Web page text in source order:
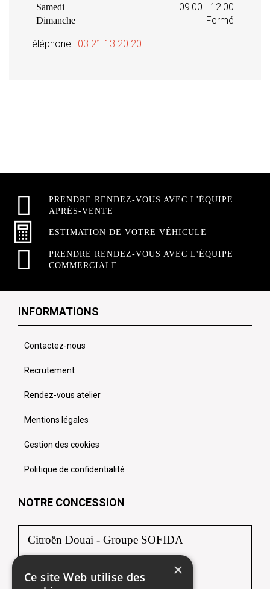
Samedi 09:00 - 12:00
Dimanche Fermé
Téléphone : 03 21 13 20 20
PRENDRE RENDEZ-VOUS AVEC L'ÉQUIPE
APRÈS-VENTE
ESTIMATION DE VOTRE VÉHICULE
PRENDRE RENDEZ-VOUS AVEC L'ÉQUIPE
COMMERCIALE
INFORMATIONS
Contactez-nous
Recrutement
Rendez-vous atelier
Mentions légales
Gestion des cookies
Politique de confidentialité
NOTRE CONCESSION
Citroën Douai - Groupe SOFIDA
59187 DECHY
×
Ce site Web utilise des